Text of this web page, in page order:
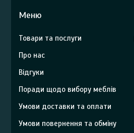
Товари та послуги
Про нас
Відгуки
Поради щодо вибору меблів
Умови доставки та оплати
Умови повернення та обміну